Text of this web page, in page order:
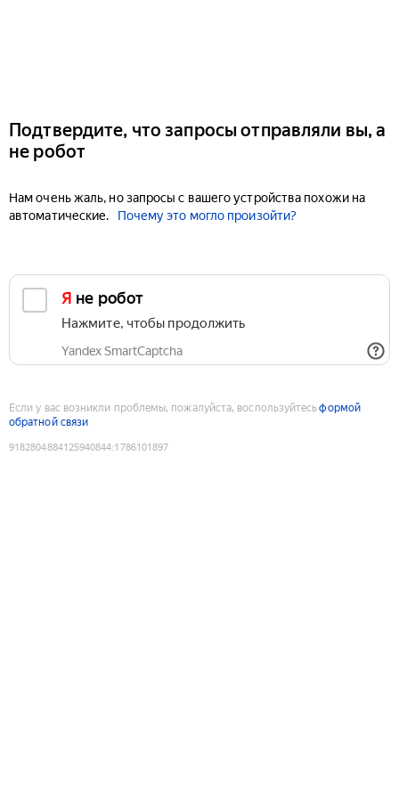
Подтвердите, что запросы отправляли вы, а
не робот
Нам очень жаль, но запросы с вашего устройства похожи на
автоматические.
Почему это могло произойти?
Я не робот
Нажмите, чтобы продолжить
Yandex SmartCaptcha
Если у вас возникли проблемы, пожалуйста, воспользуйтесьформой
обратной связи
9182804884125940844:1786101897